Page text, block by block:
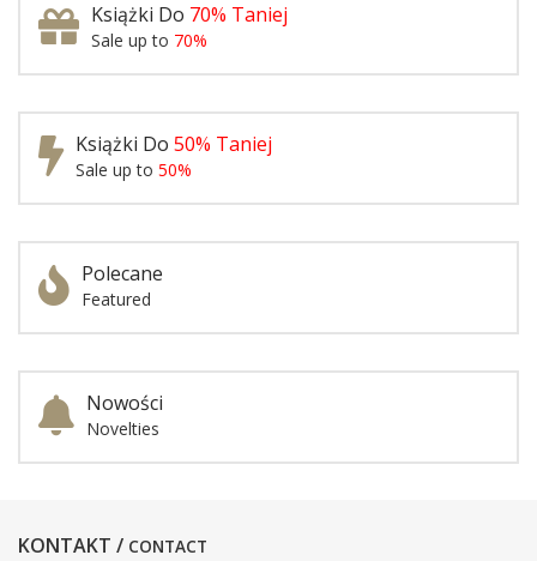
Książki Do 70% Taniej
Sale up to 70%
Książki Do 50% Taniej
Sale up to 50%
Polecane
Featured
Nowości
Novelties
KONTAKT / CONTACT